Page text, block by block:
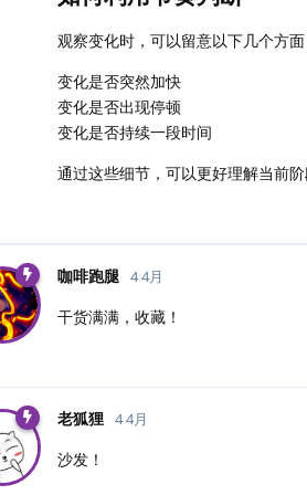
观察变化时，可以留意以下几个方面
变化是否突然加快
变化是否出现停顿
变化是否持续一段时间
通过这些细节，可以更好理解当前阶
咖啡跑腿 4 4月
干货满满，收藏！
老狐狸 4 4月
沙发！